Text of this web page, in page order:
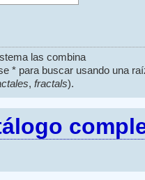
las combina
* para buscar usando una
, fractals).